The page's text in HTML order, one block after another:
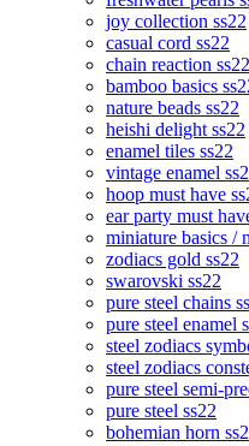
joy collection ss22
casual cord ss22
chain reaction ss22
bamboo basics
nature beads ss22
heishi delight ss22
enamel tiles ss22
vintage enamel
hoop must have
ear party must
miniature basics /
zodiacs gold ss22
swarovski ss22
pure steel chains
pure steel enamel
steel zodiacs
steel zodiacs
pure steel semi-
pure steel ss22
bohemian horn